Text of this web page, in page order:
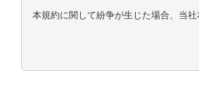
本規約に関して紛争が生じた場合、当